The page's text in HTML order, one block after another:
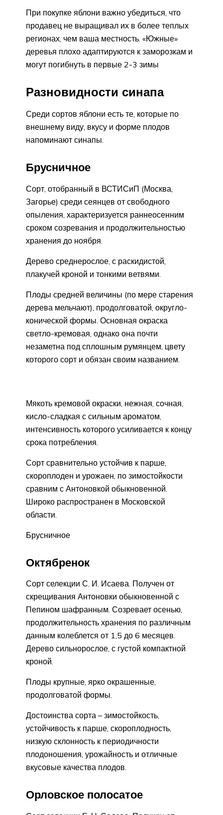
При покупке яблони важно убедиться, что
продавец не выращивал их в более теплых
регионах, чем ваша местность. «Южные»
деревья плохо адаптируются к заморозкам и
могут погибнуть в первые 2-3 зимы
Разновидности синапа
Среди сортов яблони есть те, которые по
внешнему виду, вкусу и форме плодов
напоминают синапы.
Брусничное
Сорт, отобранный в ВСТИСиП (Москва,
Загорье) среди сеянцев от свободного
опыления, характеризуется раннеосенним
сроком созревания и продолжительностью
хранения до ноября.
Дерево среднерослое, с раскидистой,
плакучей кроной и тонкими ветвями.
Плоды средней величины (по мере старения
дерева мельчают), продолговатой, округло-
конической формы. Основная окраска
светло-кремовая, однако она почти
незаметна под сплошным румянцем, цвету
которого сорт и обязан своим названием.
Мякоть кремовой окраски, нежная, сочная,
кисло-сладкая с сильным ароматом,
интенсивность которого усиливается к концу
срока потребления.
Сорт сравнительно устойчив к парше,
скороплоден и урожаен, по зимостойкости
сравним с Антоновкой обыкновенной.
Широко распространен в Московской
области.
Брусничное
Октябренок
Сорт селекции С. И. Исаева. Получен от
скрещивания Антоновки обыкновенной с
Пепином шафранным. Созревает осенью,
продолжительность хранения по различным
данным колеблется от 1,5 до 6 месяцев.
Дерево сильнорослое, с густой компактной
кроной.
Плоды крупные, ярко окрашенные,
продолговатой формы.
Достоинства сорта – зимостойкость,
устойчивость к парше, скороплодность,
низкую склонность к периодичности
плодоношения, урожайность и отличные
вкусовые качества плодов.
Орловское полосатое